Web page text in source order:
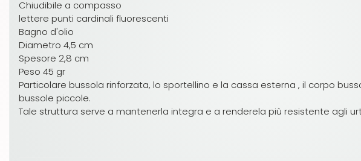
Chiudibile a compasso
lettere punti cardinali fluorescenti
Bagno d'olio
Diametro 4,5 cm
Spesore 2,8 cm
Peso 45 gr
Particolare bussola rinforzata, lo sportellino e la cassa esterna , il corpo
bussole piccole.
Tale struttura serve a mantenerla integra e a renderela più resistente agli